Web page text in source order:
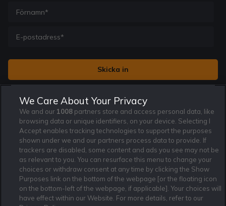
Jag vill få nyhetsbrev från Rekatochklart och jag är 18+. Regler
och villkor gäller. *
Affiliate Modell
Om Rekatochklart
Kontakta oss
Ansvarsfullt Spelande
F.A.Q
Nyhetsarkiv
Cookie Policy
Användarvilkor
Integritetspolicy
We Care About Your Privacy
We and our 1008 partners store and access personal data, like
browsing data or unique identifiers, on your device. Selecting I
Accept enables tracking technologies to support the purposes
shown under we and our partners process data to provide. If
trackers are disabled, some content and ads you see may not be
as relevant to you. You can resurface this menu to change your
choices or withdraw consent at any time by clicking the Show
Purposes link on the bottom of the webpage [or the floating icon
on the bottom-left of the webpage, if applicable]. Your choices will
have effect within our Website. For more details, refer to our